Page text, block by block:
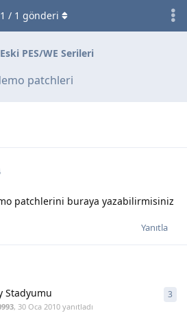
Eski PES/WE Serileri
patchleri
1 / 1 gönderi
patchlerini buraya yazabilirmisiniz
Yanıtla
Stadyumu
, 30 Oca 2010yanıtladı
3